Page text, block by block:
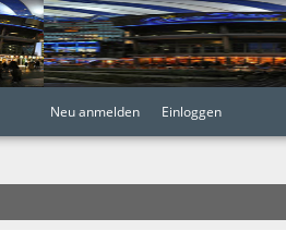
Neu anmelden Einloggen